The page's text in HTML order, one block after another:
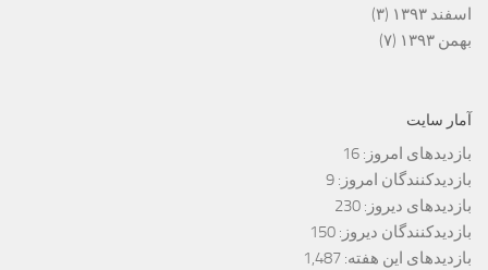
اسفند ۱۳۹۳
(۳)
بهمن ۱۳۹۳
(۷)
آمار سایت
بازدیدهای امروز: 16
بازدیدکنندگان امروز: 9
بازدیدهای دیروز: 230
بازدیدکنندگان دیروز: 150
بازدیدهای این هفته: 1,487